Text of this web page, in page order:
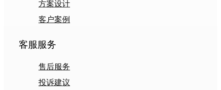
方案设计
客户案例
客服服务
售后服务
投诉建议